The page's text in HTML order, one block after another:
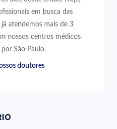
em busca das
atendemos mais de 3
nossos centros médicos
São Paulo.
doutores